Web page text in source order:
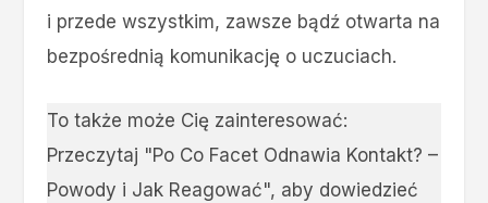
i przede wszystkim, zawsze bądź otwarta na
bezpośrednią komunikację o uczuciach.
To także może Cię zainteresować:
Przeczytaj "Po Co Facet Odnawia Kontakt? –
Powody i Jak Reagować", aby dowiedzieć